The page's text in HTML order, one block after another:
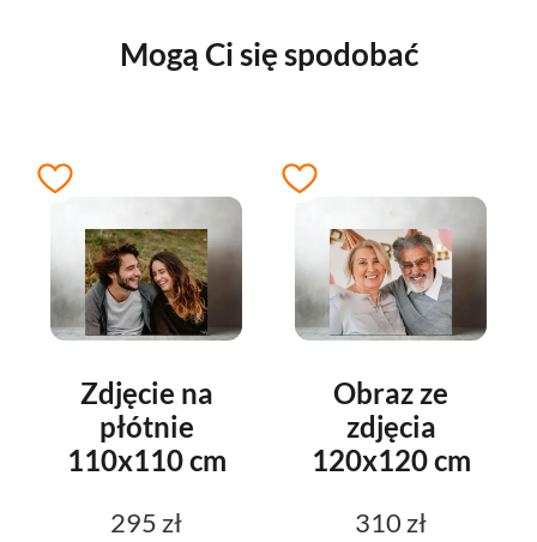
Mogą Ci się spodobać
Zdjęcie na
płótnie
110x110 cm
295 zł
Obraz ze
zdjęcia
120x120 cm
310 zł